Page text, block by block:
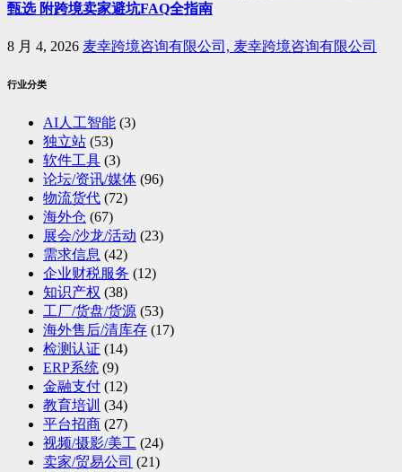
甄选 附跨境卖家避坑FAQ全指南
8 月 4, 2026 麦幸跨境咨询有限公司, 麦幸跨境咨询有限公司
行业分类
AI人工智能 (3)
独立站 (53)
软件工具 (3)
论坛/资讯/媒体 (96)
物流货代 (72)
海外仓 (67)
展会/沙龙/活动 (23)
需求信息 (42)
企业财税服务 (12)
知识产权 (38)
工厂/货盘/货源 (53)
海外售后/清库存 (17)
检测认证 (14)
ERP系统 (9)
金融支付 (12)
教育培训 (34)
平台招商 (27)
视频/摄影/美工 (24)
卖家/贸易公司 (21)